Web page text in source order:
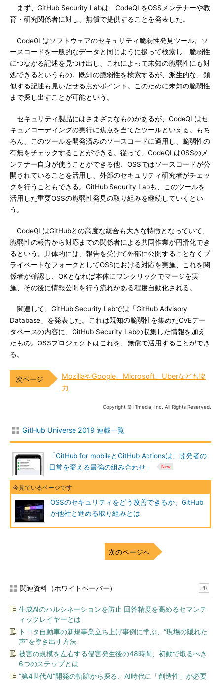
まず、GitHub Security Labは、CodeQLをOSSメンテナーや教
育・研究関係者に対し、無償で提供することを発表した。
CodeQLはソフトウェアのセキュリティ脆弱性発見ツール。ソ
ースコードを一般的なデータと同じように扱って検索し、脆弱性
につながる記述を見つけ出し、これによって未知の脆弱性にも対
処できるというもの。既知の脆弱性を検索するが、派生的な、類
似する記述も見いだせる点がポイント。このために未知の脆弱性
まで探し出すことが可能という。
セキュリティ製品にはさまざまなものがあるが、CodeQLはセ
キュアコーディングの実行に焦点を当てたツールといえる。もち
ろん、このツールを開発済みのソースコードに適用し、脆弱性の
有無をチェックすることができる。従って、CodeQLはOSSのメ
ンテナー自身が使うことができる他、OSSではソースコードが公
開されていることを活用し、外部のセキュリティ研究者がチェッ
クを行うこともできる。GitHub Security Labも、このツールを
活用した重要OSSの脆弱性発見の取り組みを継続していくとい
う。
CodeQLはGitHubとの高度な統合も大きな特徴となっていて、
脆弱性の報告から対応までの関係者による共同作業が円滑化でき
るという。具体的には、報告を受けて外部に公開することなくプ
ライベートなフォークとしてOSSにおける対応を実施、これを関
係者が確認し、OKとなれば本体にワンクリックでマージを実
施、その後に情報公開を行う流れがある程度自動化される。
関連して、GitHub Security Labでは「GitHub Advisory
Database」を発表した。これは既知の脆弱性を集めたCVEデー
タベースの内容に、GitHub Security Labの収集した情報を加え
たもの。OSSプロジェクトはこれを、無償で活用することができ
る。
MozillaやGoogle、Microsoft、Uberなども協
力
Copyright © ITmedia, Inc. All Rights Reserved.
GitHub Universe 2019 連載一覧
「GitHub for mobileとGitHub Actionsは、開発者の
日常を変える最強の組み合わせ」
OSSのセキュリティをどう改善できるか、GitHub
が他社と進める取り組みとは
次のページへ
関連資料（ホワイトペーパー） PR
生成AIのハルシネーションを防止 回答精度を高めるセマンテ
ィックレイヤーとは
トヨタ自動車の新規事業立ち上げ事例に学ぶ、“現場の隠れた
声”を導き出す方法
被害の規模を左右する侵害発生後の48時間、初動で取るべき
6つのステップとは
“第4世代AI”開発の軌跡から探る、AI時代に「創造性」が必要